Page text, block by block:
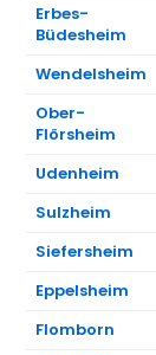
Erbes-
Büdesheim
Wendelsheim
Ober-
Flörsheim
Udenheim
Sulzheim
Siefersheim
Eppelsheim
Flomborn